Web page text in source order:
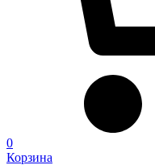
0
Корзина